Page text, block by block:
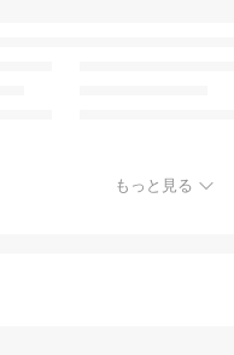
もっと見る